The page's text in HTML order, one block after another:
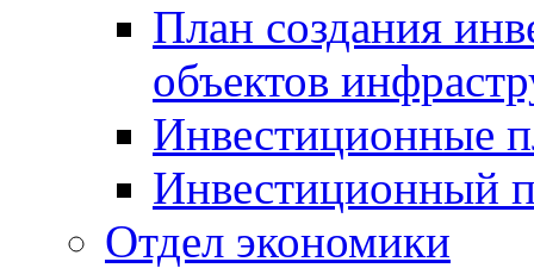
План создания
объектов
Инвестиционные
Инвестиционный
Отдел экономики